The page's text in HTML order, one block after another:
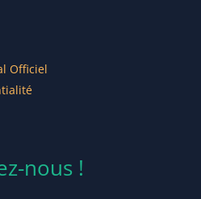
Officiel
nous !